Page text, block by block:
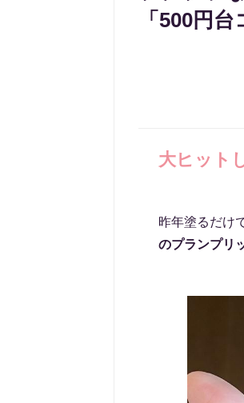
「500円
大ヒット
昨年塗るだけ
のプランプリ